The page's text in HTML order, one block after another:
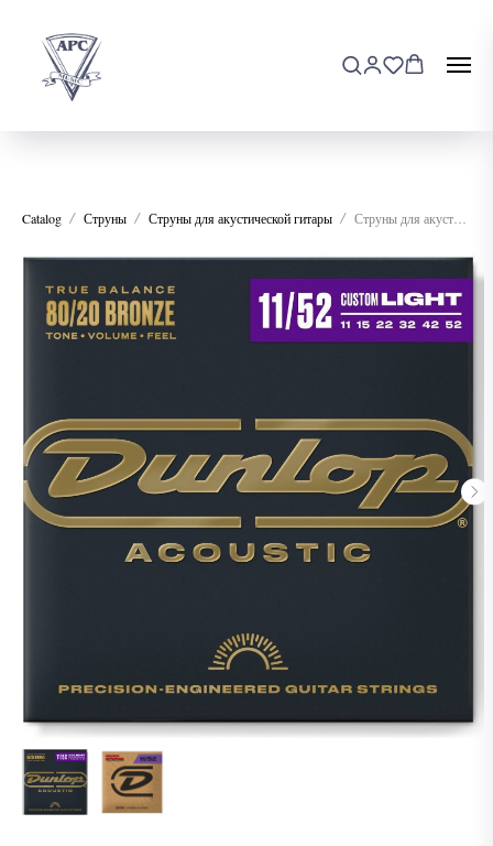
Catalog Струны Струны для акустической гитары